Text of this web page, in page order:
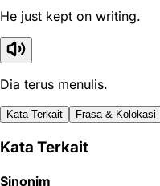
He just kept on writing.
Dia terus menulis.
Kata Terkait Frasa & Kolokasi
Kata Terkait
Sinonim